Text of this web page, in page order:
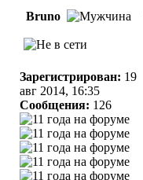
Bruno
Зарегистрирован: 19
авг 2014, 16:35
Сообщения: 126